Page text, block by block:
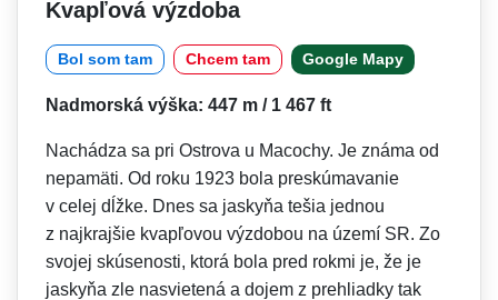
Kvapľová výzdoba
Bol som tam Chcem tam Google Mapy
Nadmorská výška: 447 m / 1 467 ft
Nachádza sa pri Ostrova u Macochy. Je známa od
nepamäti. Od roku 1923 bola preskúmavanie
v celej dĺžke. Dnes sa jaskyňa tešia jednou
z najkrajšie kvapľovou výzdobou na území SR. Zo
svojej skúsenosti, ktorá bola pred rokmi je, že je
jaskyňa zle nasvietená a dojem z prehliadky tak